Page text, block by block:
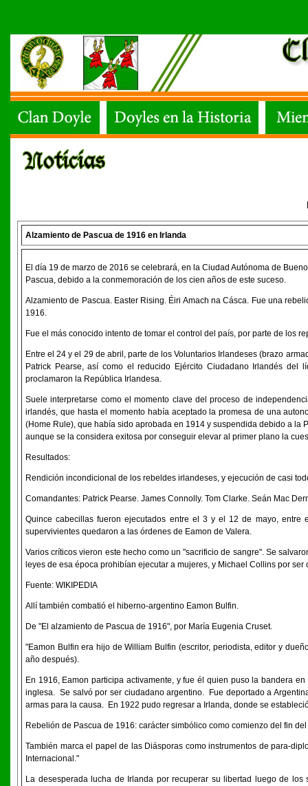
Alzamiento de Pascua de 1916 en Irlanda
El día 19 de marzo de 2016 se celebrará, en la Ciudad Autónoma de
Pascua, debido a la conmemoración de los cien años de este suceso.
Alzamiento de Pascua. Easter Rising. Éiri Amach na Cásca. Fue una
1916.
Fue el más conocido intento de tomar el control del país, por parte de los
Entre el 24 y el 29 de abril, parte de los Voluntarios Irlandeses (brazo
Patrick Pearse, así como el reducido Ejército Ciudadano Irlandés
proclamaron la República Irlandesa.
Suele interpretarse como el momento clave del proceso de
irlandés, que hasta el momento había aceptado la promesa de una
(Home Rule), que había sido aprobada en 1914 y suspendida debido a
aunque se la considera exitosa por conseguir elevar al primer plano la
Resultados:
Rendición incondicional de los rebeldes irlandeses, y ejecución de casi
Comandantes: Patrick Pearse. James Connolly. Tom Clarke. Seán Mac
Quince cabecillas fueron ejecutados entre el 3 y el 12 de mayo,
supervivientes quedaron a las órdenes de Eamon de Valera.
Varios críticos vieron este hecho como un "sacrificio de sangre". Se
leyes de esa época prohibían ejecutar a mujeres, y Michael Collins por ser
Fuente: WIKIPEDIA
Allí también combatió el hiberno-argentino Eamon Bulfin.
De "El alzamiento de Pascua de 1916", por María Eugenia Cruset.
"Eamon Bulfin era hijo de William Bulfin (escritor, periodista, editor y
año después).
En 1916, Eamon participa activamente, y fue él quien puso la bandera
inglesa. Se salvó por ser ciudadano argentino. Fue deportado a
armas para la causa. En 1922 pudo regresar a Irlanda, donde se
Rebelión de Pascua de 1916: carácter simbólico como comienzo del fin
También marca el papel de las Diásporas como instrumentos de para-
Internacional."
La desesperada lucha de Irlanda por recuperar su libertad luego de